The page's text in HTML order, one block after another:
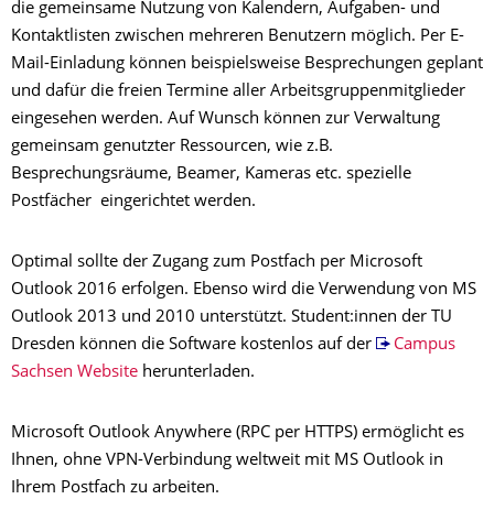
die gemeinsame Nutzung von Kalendern, Aufgaben- und
Kontaktlisten zwischen mehreren Benutzern möglich. Per E-
Mail-Einladung können beispielsweise Besprechungen geplant
und dafür die freien Termine aller Arbeitsgruppenmitglieder
eingesehen werden. Auf Wunsch können zur Verwaltung
gemeinsam genutzter Ressourcen, wie z.B.
Besprechungsräume, Beamer, Kameras etc. spezielle
Postfächer eingerichtet werden.
Optimal sollte der Zugang zum Postfach per Microsoft
Outlook 2016 erfolgen. Ebenso wird die Verwendung von MS
Outlook 2013 und 2010 unterstützt. Student:innen der TU
Dresden können die Software kostenlos auf der
Campus
Sachsen Website herunterladen.
Microsoft Outlook Anywhere (RPC per HTTPS) ermöglicht es
Ihnen, ohne VPN-Verbindung weltweit mit MS Outlook in
Ihrem Postfach zu arbeiten.